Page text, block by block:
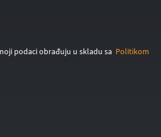
podaci obrađuju u skladu sa Politikom